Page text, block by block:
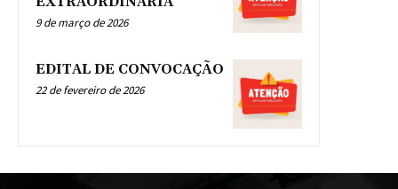
9 de março de 2026
EDITAL DE CONVOCAÇÃO
22 de fevereiro de 2026